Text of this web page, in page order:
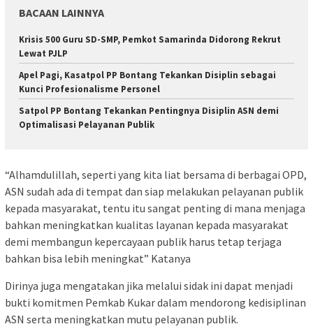
BACAAN LAINNYA
Krisis 500 Guru SD-SMP, Pemkot Samarinda Didorong Rekrut
Lewat PJLP
Apel Pagi, Kasatpol PP Bontang Tekankan Disiplin sebagai
Kunci Profesionalisme Personel
Satpol PP Bontang Tekankan Pentingnya Disiplin ASN demi
Optimalisasi Pelayanan Publik
“Alhamdulillah, seperti yang kita liat bersama di berbagai OPD,
ASN sudah ada di tempat dan siap melakukan pelayanan publik
kepada masyarakat, tentu itu sangat penting di mana menjaga
bahkan meningkatkan kualitas layanan kepada masyarakat
demi membangun kepercayaan publik harus tetap terjaga
bahkan bisa lebih meningkat” Katanya
Dirinya juga mengatakan jika melalui sidak ini dapat menjadi
bukti komitmen Pemkab Kukar dalam mendorong kedisiplinan
ASN serta meningkatkan mutu pelayanan publik.